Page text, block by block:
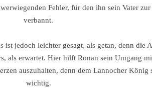
Fehler, für den ihn sein Vater
verbannt.
ist jedoch leichter gesagt, als getan, denn die
als erwartet. Hier hilft Ronan sein Umgang
auszuhalten, denn dem Lannocher König
wichtig.